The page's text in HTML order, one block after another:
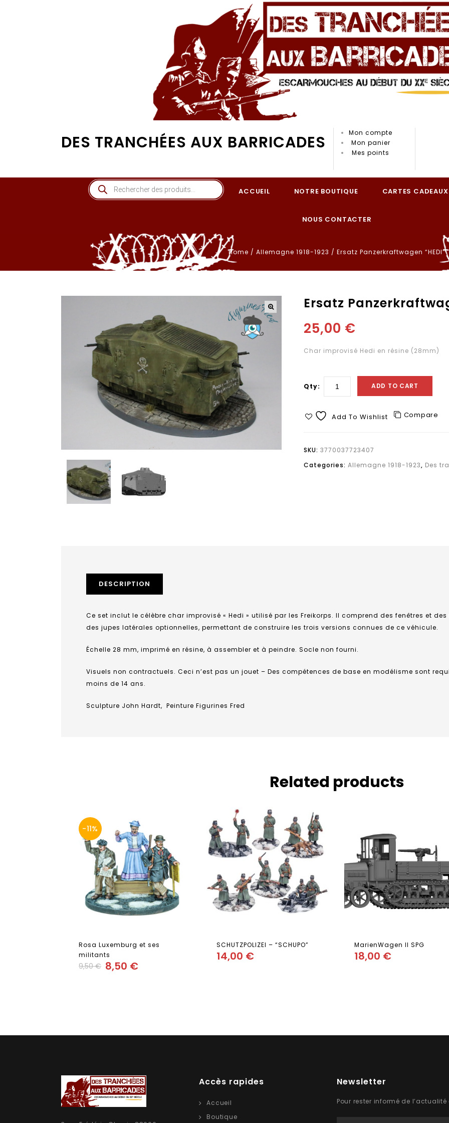
DES TRANCHÉES AUX BARRICADES
Mon compte
Mon panier
Mes points
ACCUEIL NOTRE BOUTIQUE CARTES CADEAUX
NOUS CONTACTER
Home / Allemagne 1918-1923 / Ersatz Panzerkraftwagen “HEDI”
Ersatz
25,00 €
Char improvisé Hedi en résine (28mm)
Qty: ADD TO CART
Add To Wishlist Compare
SKU: 3770037723407
Categories: Allemagne 1918-1923, Des
DESCRIPTION
Ce set inclut le célèbre char improvisé « Hedi » utilisé par les Freikorps. Il comprend des fenêtres et
des jupes latérales optionnelles, permettant de construire les trois versions connues de ce véhicule.
Échelle 28 mm, imprimé en résine, à assembler et à peindre. Socle non fourni.
Visuels non contractuels. Ceci n’est pas un jouet – Des compétences de base en modélisme sont
moins de 14 ans.
Sculpture John Hardt, Peinture Figurines Fred
Related products
-11%
Rosa Luxemburg et ses
militants
9,50€ 8,50 €
SCHUTZPOLIZEI – “SCHUPO”
14,00 €
MarienWagen II SPG
18,00 €
Accès rapides
Accueil
Boutique
Newsletter
Pour rester informé de l’actualité